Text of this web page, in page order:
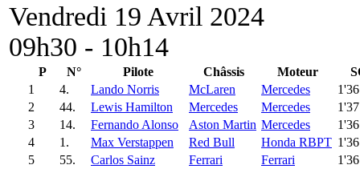
Vendredi 19 Avril 2024
09h30 - 10h14
P N° Pilote Châssis Moteur
1
4. Lando Norris McLaren Mercedes
2
44. Lewis Hamilton Mercedes Mercedes
3
14. Fernando Alonso Aston Martin Mercedes
4
1. Max Verstappen Red Bull Honda RBPT
5
55. Carlos Sainz Ferrari Ferrari